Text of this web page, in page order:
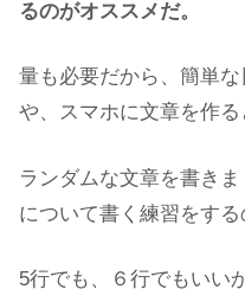
るのがオススメだ。
量も必要だから、簡単
や、スマホに文章を作る
ランダムな文章を書き
について書く練習をする
5行でも、６行でもいい